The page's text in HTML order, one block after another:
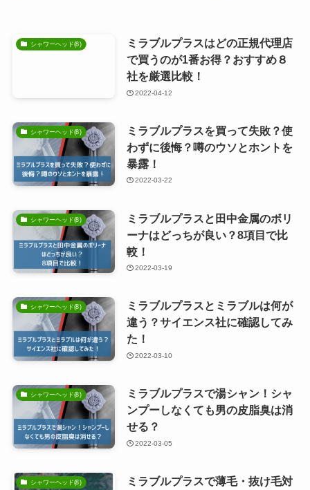
シャワーヘッド(8)
ミラブルプラスはどの正規代理店
で買うのが1番お得？おすすめ８
社を厳選比較！
2022-04-12
シャワーヘッド(8)
ミラブルプラスを買って失敗？使
わずに後悔？噂のウソとホントを
暴露！
2022-03-22
シャワーヘッド(8)
ミラブルプラスと田中金属のボリ
ーナはどっちが良い？8項目で比
較！
2022-03-19
シャワーヘッド(8)
ミラブルプラスとミラブルは何が
違う？サイエンス社に確認してみ
た！
2022-03-10
シャワーヘッド(8)
ミラブルプラスで湯シャン！シャ
ンプーしなくても男の皮脂臭は消
せる？
2022-03-05
シャワーヘッド(8)
ミラブルプラスで薄毛・抜け毛対